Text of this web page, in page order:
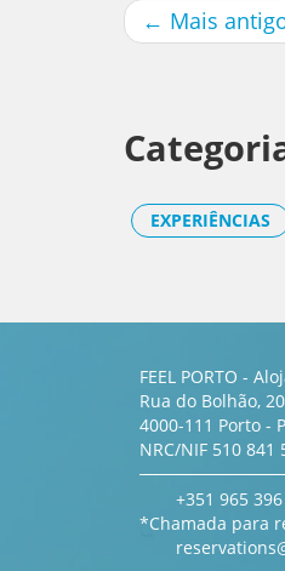
← Mais
EXPERIÊNCIAS
FEEL PORTO -
Rua do Bolhão,
4000-111 Porto -
NRC/NIF 510 841
+351 965
*Chamada para